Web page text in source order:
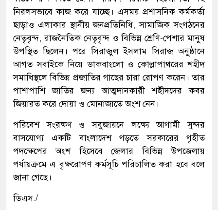
নিরলসভাবে কাজ করে যাচ্ছে। এসময় প্রশাসনিক কর্মকর্তা
ছাড়াও এলাকার স্থানীয় জনপ্রতিনিধি, সামাজিক সংগঠনের
নেতৃবৃন্দ, রাজনৈতিক নেতৃবৃন্দ ও বিভিন্ন শ্রেণি-পেশার মানুষ
উপস্থিত ছিলেন। পরে সিরাজুল ইসলাম সিরাজ অনুষ্ঠানে
আগত সবাইকে নিয়ে ডাকবাংলো ও কোল্লাপাথরের শহীদ
সমাধিস্থলে বিভিন্ন প্রজাতির গাছের চারা রোপণ করেন। তার
পাশাপাশি জাতির জন্য আত্মদানকারী শহীদদের কবর
জিয়ারত করে দোয়া ও মোনাজাতে অংশ নেন।
পরিবেশ সংরক্ষণ ও সবুজায়নে লক্ষ্যে আগামী সুন্দর
বাসযোগ্য একটি বাংলাদেশ গড়তে সরকারের গৃহীত
পদক্ষেপের অংশ হিসেবে জেলার বিভিন্ন উপজেলায়
পর্যায়ক্রমে এ বৃক্ষরোপণ কর্মসূচি পরিচালিত করা হবে বলে
জানা গেছে।
ডিএস./